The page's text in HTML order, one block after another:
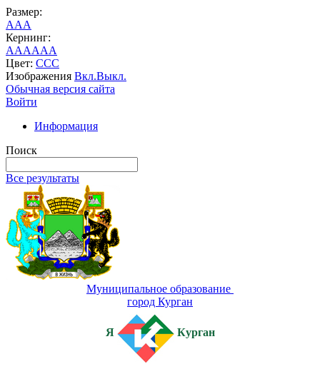
Размер:
AAA
Кернинг:
AAAAAA
Цвет: CCC
Изображения Вкл.Выкл.
Обычная версия сайта
Войти
Информация
Поиск
Все результаты
Муниципальное образование
город Курган
Я Курган